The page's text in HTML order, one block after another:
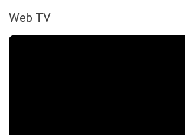
Web TV